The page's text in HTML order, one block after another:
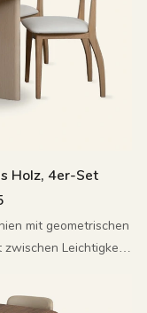
Holz, 4er-Set
mit geometrischen
zwischen Leichtigkeit